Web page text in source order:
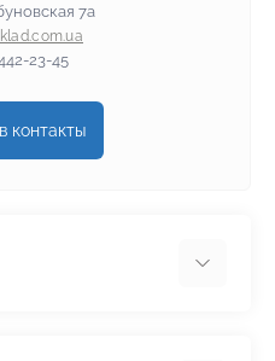
7а
23-45
контакты